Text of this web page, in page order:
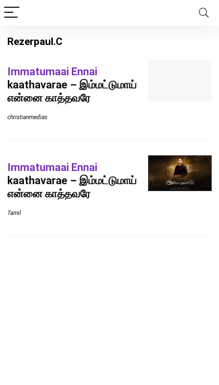
Rezerpaul.C
Immatumaai Ennai
kaathavarae – இம்மட்டுமாய்
என்னை காத்தவரே
christianmedias
Immatumaai Ennai
kaathavarae – இம்மட்டுமாய்
என்னை காத்தவரே
Tamil